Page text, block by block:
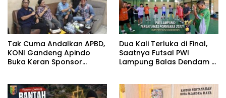
Tak Cuma Andalkan APBD,
KONI Gandeng Apindo
Buka Keran Sponsor
Dua Kali Terluka di Final,
Saatnya Futsal PWI
Lampung Balas Dendam di